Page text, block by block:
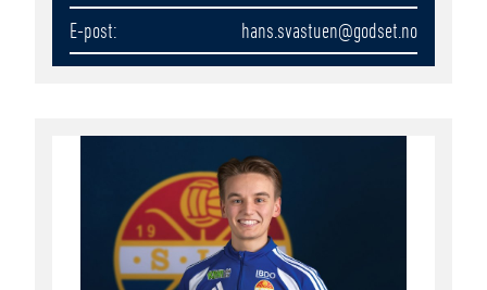
E-post hans.svastuen@godset.no